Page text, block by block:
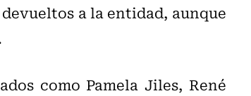
a la entidad, aunque
como Pamela Jiles, René